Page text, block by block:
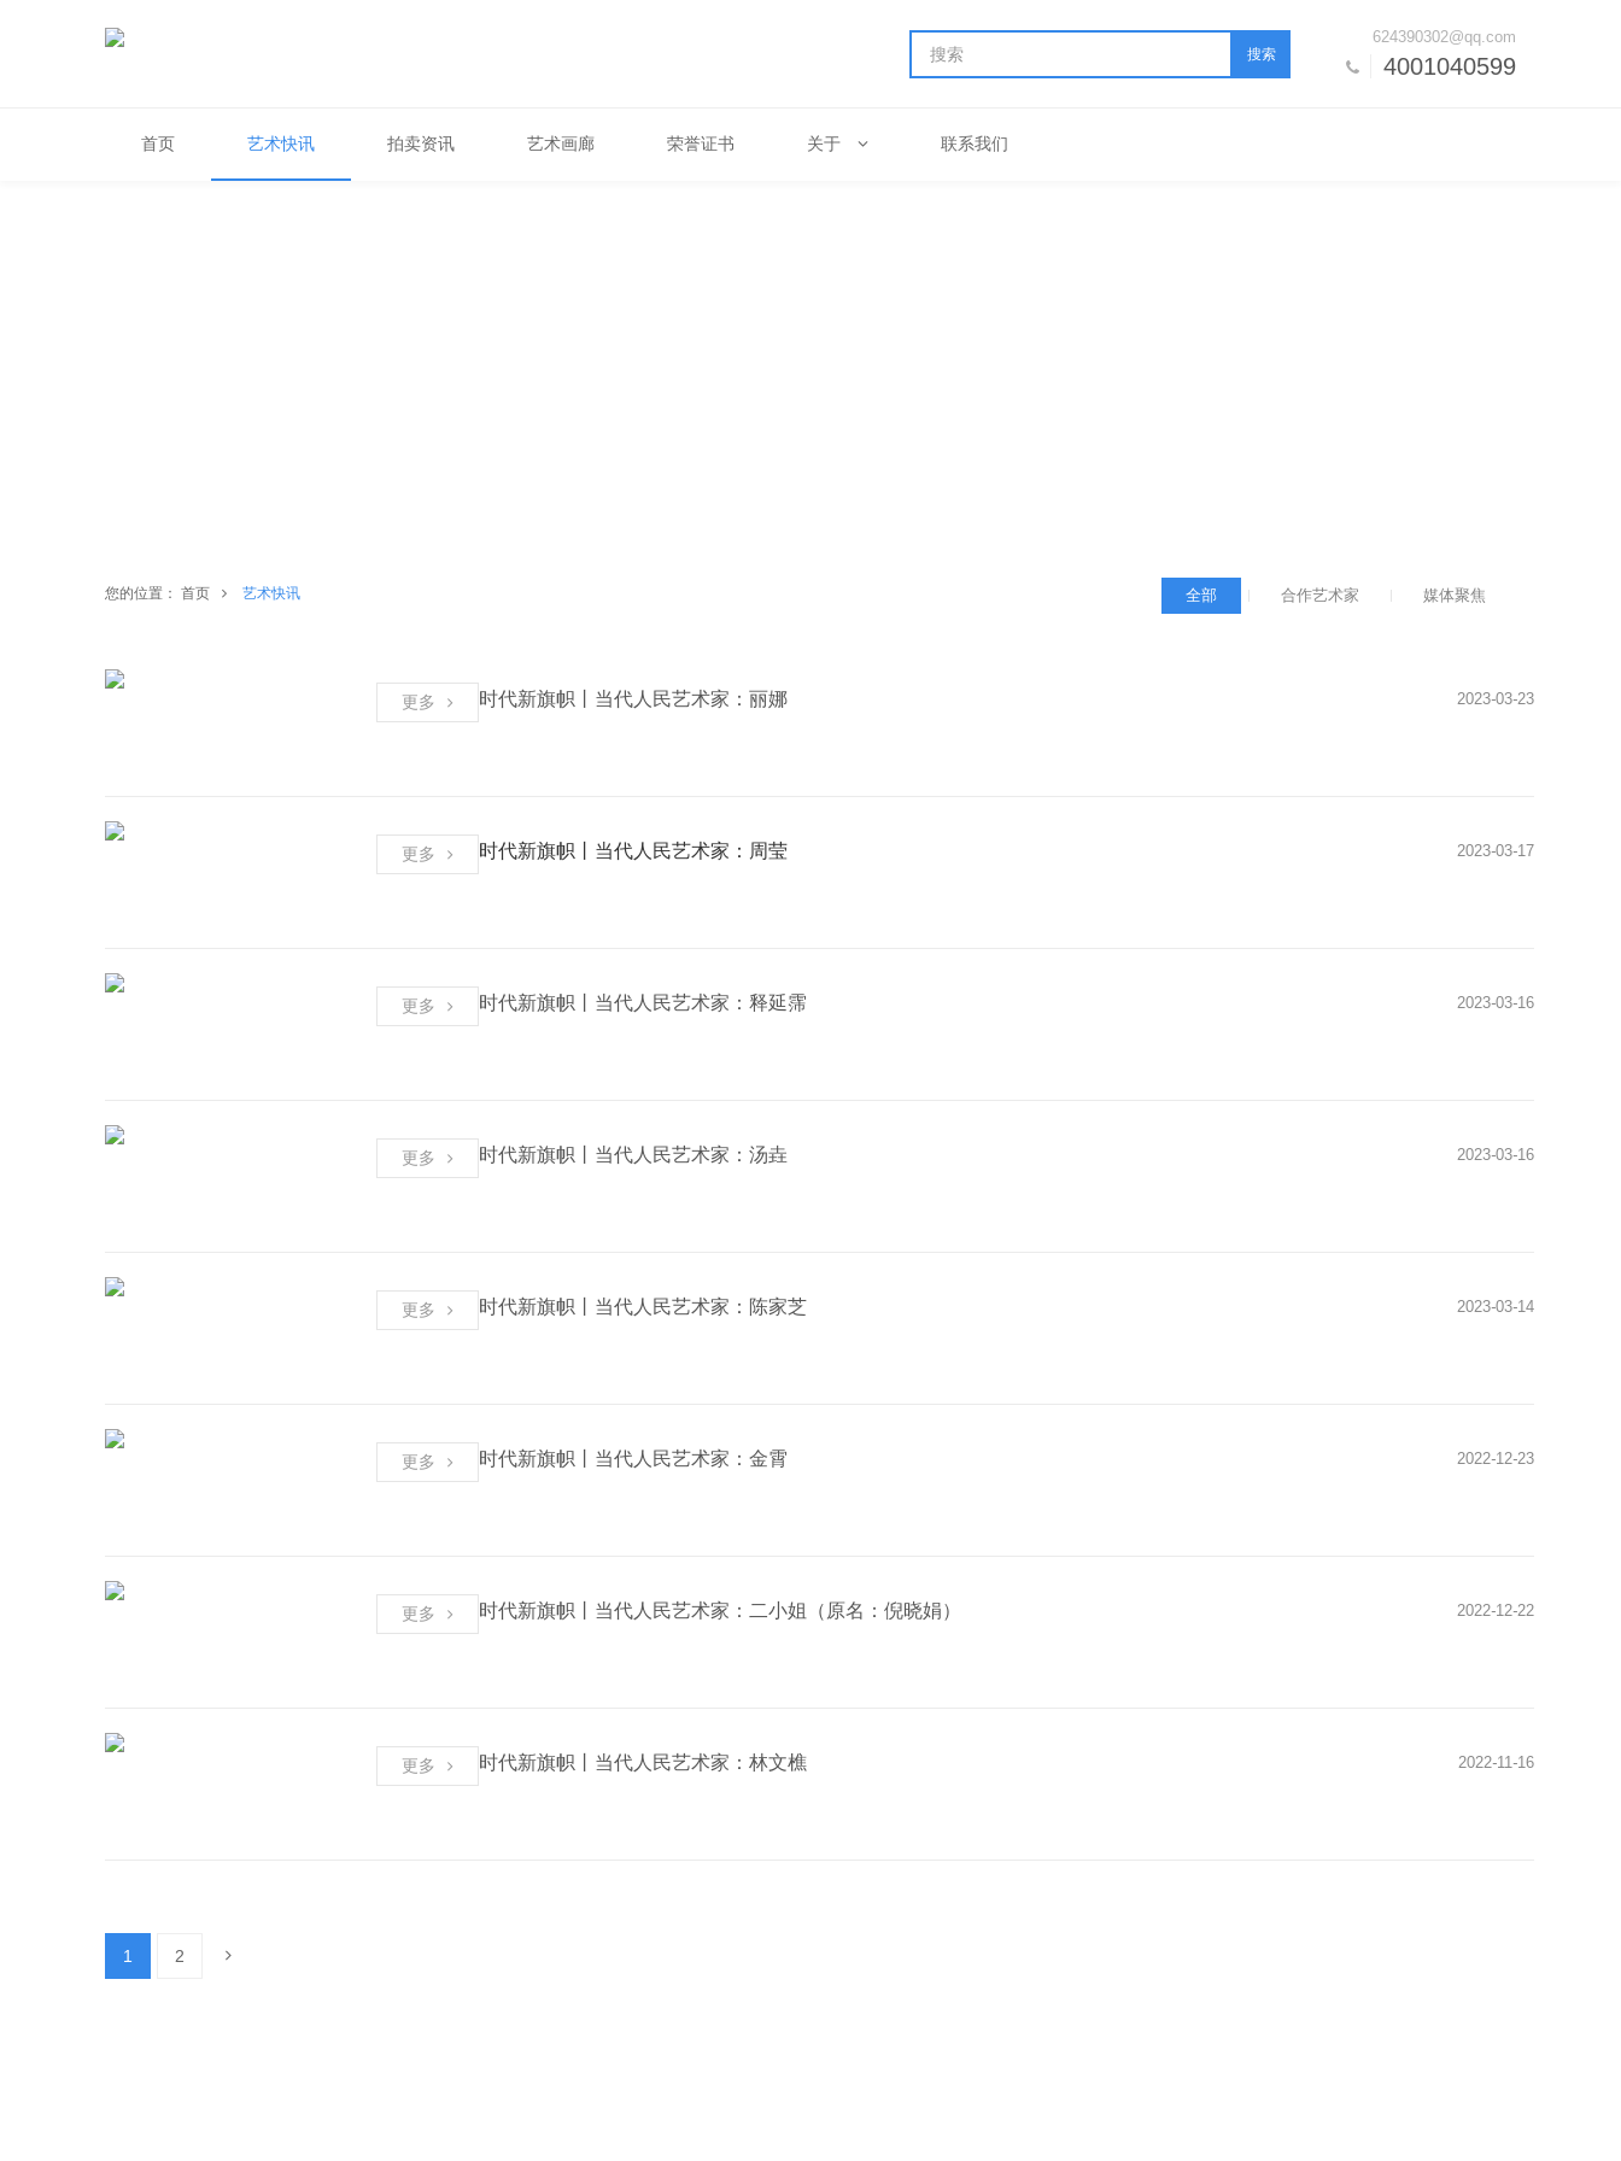
4001040599
624390302@qq.com
搜索
首页 艺术快讯 拍卖资讯 艺术画廊 荣誉证书 关于 联系我们
您的位置： 首页 艺术快讯 全部 合作艺术家 媒体聚焦
时代新旗帜丨当代人民艺术家：丽娜 2023-03-23
更多
时代新旗帜丨当代人民艺术家：周莹 2023-03-17
更多
时代新旗帜丨当代人民艺术家：释延霈 2023-03-16
更多
时代新旗帜丨当代人民艺术家：汤垚 2023-03-16
更多
时代新旗帜丨当代人民艺术家：陈家芝 2023-03-14
更多
时代新旗帜丨当代人民艺术家：金霄 2022-12-23
更多
时代新旗帜丨当代人民艺术家：二小姐（原名：倪晓娟） 2022-12-22
更多
时代新旗帜丨当代人民艺术家：林文樵 2022-11-16
更多
1 2